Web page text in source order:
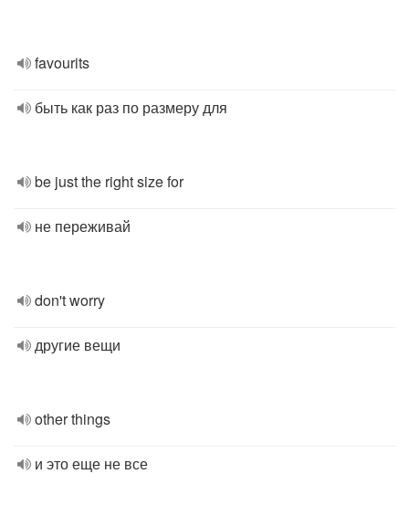
favourits
быть как раз по размеру для
be just the right size for
не переживай
don't worry
другие вещи
other things
и это еще не все